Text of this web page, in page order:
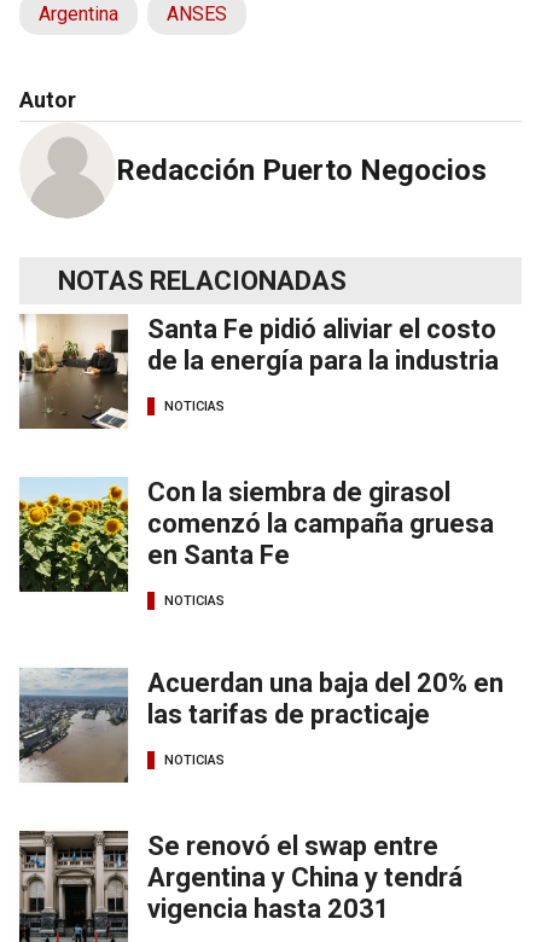
Argentina ANSES
Autor
Redacción Puerto Negocios
NOTAS RELACIONADAS
Santa Fe pidió aliviar el costo
de la energía para la industria
NOTICIAS
Con la siembra de girasol
comenzó la campaña gruesa
en Santa Fe
NOTICIAS
Acuerdan una baja del 20% en
las tarifas de practicaje
NOTICIAS
Se renovó el swap entre
Argentina y China y tendrá
vigencia hasta 2031